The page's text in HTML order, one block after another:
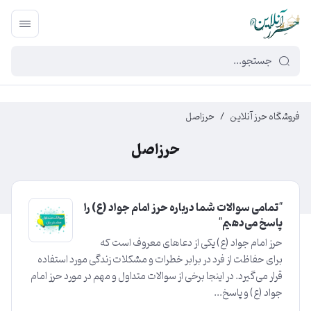
449f43cf-3da2-4422-bb12-2566cb5b8b05
فروشگاه حرز آنلاین / حرزاصل
حرزاصل
"تمامی سوالات شما درباره حرز امام جواد (ع) را
پاسخ می‌دهیم"
حرز امام جواد (ع) یکی از دعاهای معروف است که
برای حفاظت از فرد در برابر خطرات و مشکلات زندگی مورد استفاده
قرار می‌گیرد. در اینجا برخی از سوالات متداول و مهم در مورد حرز امام
جواد (ع) و پاسخ‌...